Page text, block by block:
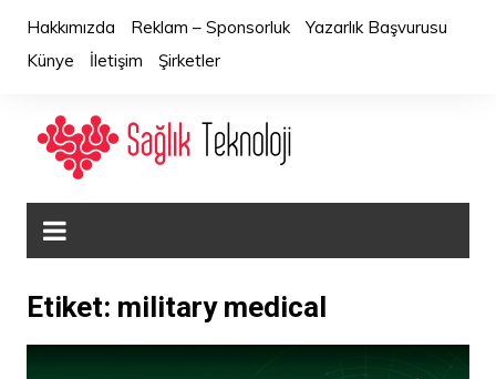
content
Hakkımızda Reklam – Sponsorluk
Yazarlık Başvurusu
Künye
İletişim Şirketler
Etiket: military medical